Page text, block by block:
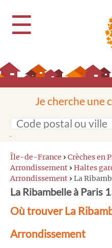
☰
Je cherche une
Île-de-France › Crèches en
Arrondissement › Haltes
Arrondissement › La
La Ribambelle à Paris
Où trouver La
Arrondissement